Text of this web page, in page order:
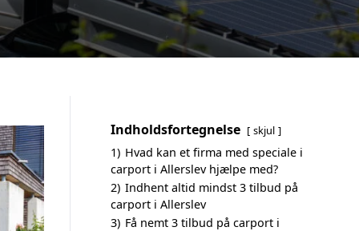
Indholdsfortegnelse skjul
1) Hvad kan et firma med speciale i
carport i Allerslev hjælpe med?
2) Indhent altid mindst 3 tilbud på
carport i Allerslev
3) Få nemt 3 tilbud på carport i